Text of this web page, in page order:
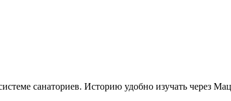
санаториев. Историю удобно изучать через